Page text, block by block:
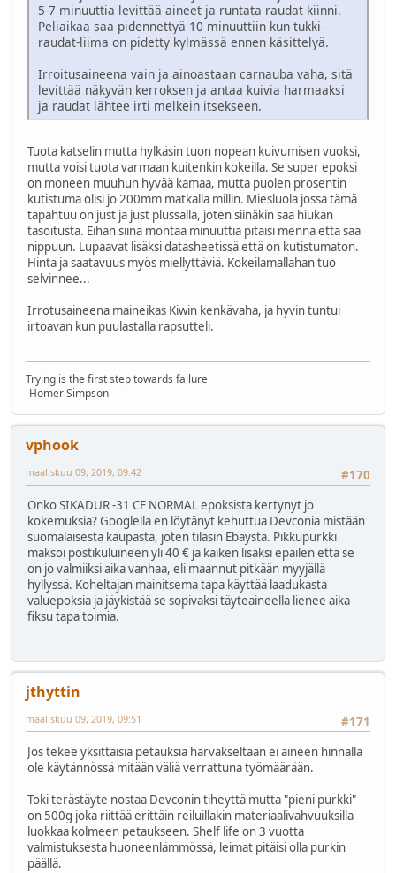
5-7 minuuttia levittää aineet ja runtata raudat kiinni.
Peliaikaa saa pidennettyä 10 minuuttiin kun tukki-
raudat-liima on pidetty kylmässä ennen käsittelyä.
Irroitusaineena vain ja ainoastaan carnauba vaha, sitä
levittää näkyvän kerroksen ja antaa kuivia harmaaksi
ja raudat lähtee irti melkein itsekseen.
Tuota katselin mutta hylkäsin tuon nopean kuivumisen vuoksi,
mutta voisi tuota varmaan kuitenkin kokeilla. Se super epoksi
on moneen muuhun hyvää kamaa, mutta puolen prosentin
kutistuma olisi jo 200mm matkalla millin. Miesluola jossa tämä
tapahtuu on just ja just plussalla, joten siinäkin saa hiukan
tasoitusta. Eihän siinä montaa minuuttia pitäisi mennä että saa
nippuun. Lupaavat lisäksi datasheetissä että on kutistumaton.
Hinta ja saatavuus myös miellyttäviä. Kokeilamallahan tuo
selvinnee...
Irrotusaineena maineikas Kiwin kenkävaha, ja hyvin tuntui
irtoavan kun puulastalla rapsutteli.
Trying is the first step towards failure
-Homer Simpson
vphook
#170
maaliskuu 09, 2019, 09:42
Onko SIKADUR -31 CF NORMAL epoksista kertynyt jo
kokemuksia? Googlella en löytänyt kehuttua Devconia mistään
suomalaisesta kaupasta, joten tilasin Ebaysta. Pikkupurkki
maksoi postikuluineen yli 40 € ja kaiken lisäksi epäilen että se
on jo valmiiksi aika vanhaa, eli maannut pitkään myyjällä
hyllyssä. Koheltajan mainitsema tapa käyttää laadukasta
valuepoksia ja jäykistää se sopivaksi täyteaineella lienee aika
fiksu tapa toimia.
jthyttin
#171
maaliskuu 09, 2019, 09:51
Jos tekee yksittäisiä petauksia harvakseltaan ei aineen hinnalla
ole käytännössä mitään väliä verrattuna työmäärään.
Toki terästäyte nostaa Devconin tiheyttä mutta "pieni purkki"
on 500g joka riittää erittäin reiluillakin materiaalivahvuuksilla
luokkaa kolmeen petaukseen. Shelf life on 3 vuotta
valmistuksesta huoneenlämmössä, leimat pitäisi olla purkin
päällä.